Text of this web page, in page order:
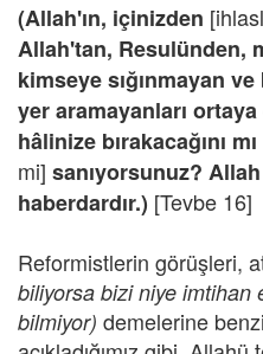
(Allah'ın, içinizden
Allah'tan, Resulünden,
kimseye sığınmayan
yer aramayanları
hâlinize bırakacağını mı
mi] sanıyorsunuz? Allah
haberdardır.) [Tevbe 16]
Reformistlerin görüşleri,
biliyorsa bizi niye imtihan
bilmiyor) demelerine